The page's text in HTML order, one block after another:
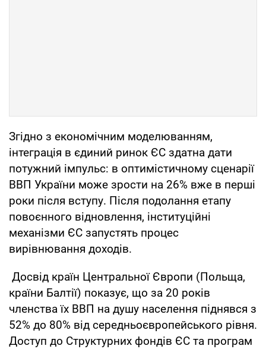
Згідно з економічним моделюванням,
інтеграція в єдиний ринок ЄС здатна дати
потужний імпульс: в оптимістичному сценарії
ВВП України може зрости на 26% вже в перші
роки після вступу. Після подолання етапу
повоєнного відновлення, інституційні
механізми ЄС запустять процес
вирівнювання доходів.
Досвід країн Центральної Європи (Польща,
країни Балтії) показує, що за 20 років
членства їх ВВП на душу населення піднявся з
52% до 80% від середньоєвропейського рівня.
Доступ до Структурних фондів ЄС та програм